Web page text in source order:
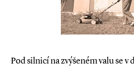
Pod silnicí na zvýšeném valu se